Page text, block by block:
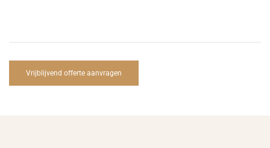
Vrijblijvend offerte aanvragen